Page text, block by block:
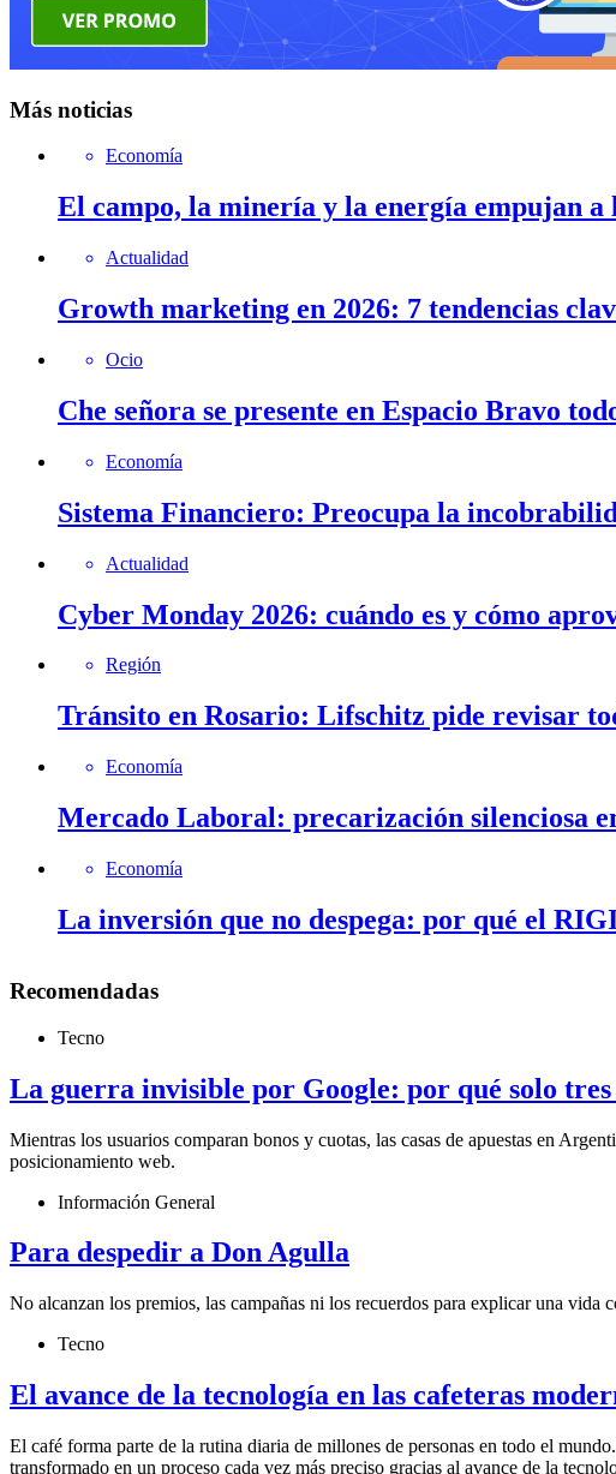
Más noticias
Economía
El campo, la minería y la energía empujan
Actualidad
Growth marketing en 2026: 7 tendencias
Ocio
Che señora se presente en Espacio Bravo
Economía
Sistema Financiero: Preocupa la
Actualidad
Cyber Monday 2026: cuándo es y cómo
Región
Tránsito en Rosario: Lifschitz pide revisar
Economía
Mercado Laboral: precarización silenciosa
Economía
La inversión que no despega: por qué el
Recomendadas
Tecno
La guerra invisible por Google: por qué solo
Mientras los usuarios comparan bonos y cuotas, las casas de apuestas en
posicionamiento web.
Información General
Para despedir a Don Agulla
No alcanzan los premios, las campañas ni los recuerdos para explicar una vida
Tecno
El avance de la tecnología en las cafeteras
El café forma parte de la rutina diaria de millones de personas en todo el
transformado en un proceso cada vez más preciso gracias al avance de la